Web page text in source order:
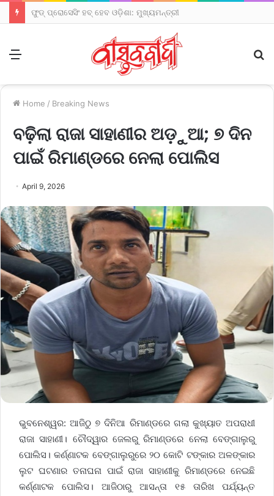
ଫୁଡ୍ ପ୍ରୋସେସିଂ ହବ୍ ହେବ ଓଡ଼ିଶା: ମୁଖ୍ୟମନ୍ତ୍ରୀ
Home / Breaking News
ବଢ଼ିଲା ରାଜା ସାହାଣୀର ଅଡ଼ୁଆ; ୭ ଦିନ
ପାଇଁ ରିମାଣ୍ଡରେ ନେଲା ପୋଲିସ
April 9, 2026
ଭୁବନେଶ୍ୱର: ଆଜିଠୁ ୭ ଦିନିଆ ରିମାଣ୍ଡରେ ଗଲା କୁଖ୍ୟାତ ଅପରାଧୀ
ରାଜା ସାହାଣୀ। ଚୌଦ୍ୱାର ଜେଲରୁ ରିମାଣ୍ଡରେ ନେଲା ବେଙ୍ଗାଲୁରୁ
ପୋଲିସ। କର୍ଣ୍ଣାଟକ ବେଙ୍ଗାଲୁରୁରେ ୨୦ କୋଟି ଟଙ୍କାର ଅଳଙ୍କାର
ଲୁଟ ଘଟଣାର ତନାଘନା ପାଇଁ ରାଜା ସାହାଣୀକୁ ରିମାଣ୍ଡରେ ନେଇଛି
କର୍ଣ୍ଣାଟକ ପୋଲିସ। ଆଜିଠାରୁ ଆସନ୍ତା ୧୫ ତାରିଖ ପର୍ଯ୍ୟନ୍ତ